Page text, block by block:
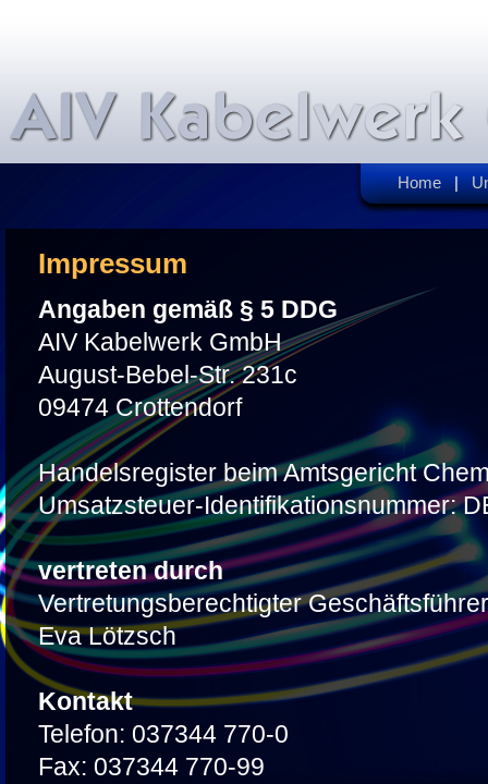
Home|
Impressum
Angaben gemäß § 5 DDG
AIV Kabelwerk GmbH
August-Bebel-Str. 231c
09474 Crottendorf
Handelsregister beim Amtsgericht
Umsatzsteuer-Identifikationsnummer:
vertreten durch
Vertretungsberechtigter
Eva Lötzsch
Kontakt
Telefon: 037344 770-0
Fax: 037344 770-99